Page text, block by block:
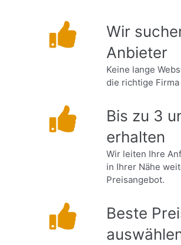
Wir
Anbieter
Keine lange
die richtige
Bis zu 3
erhalten
Wir leiten Ihre
in Ihrer Nähe
Preisangebot.
Beste